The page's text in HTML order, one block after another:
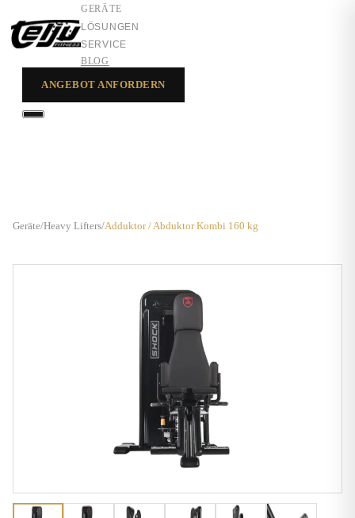
GERÄTE
LÖSUNGEN
SERVICE
BLOG
ANGEBOT ANFORDERN
Geräte/Heavy Lifters/Adduktor / Abduktor Kombi 160 kg